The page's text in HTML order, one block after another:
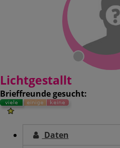
Lichtgestallt
Brieffreunde gesucht:
Daten